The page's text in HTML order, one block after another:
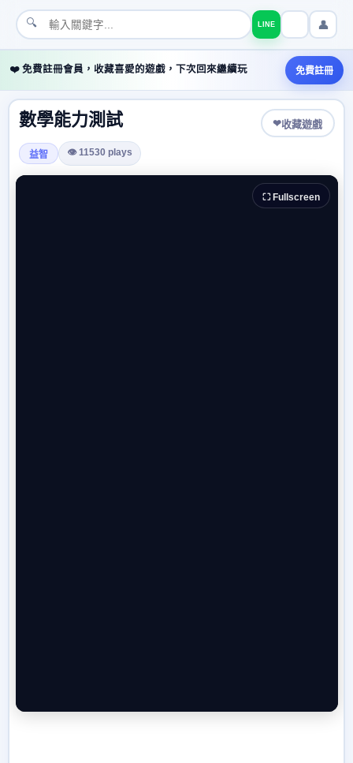
🔍 LINE 👤
❤️ 免費註冊會員，收藏喜愛的遊戲，下次回來繼續玩 免費註冊
數學能力測試 ❤收藏遊戲
益智 👁 11530 plays
⛶ Fullscreen